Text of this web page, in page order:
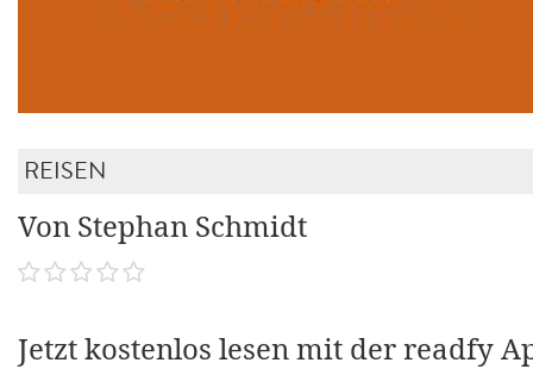
REISEN
Von Stephan Schmidt
Jetzt kostenlos lesen mit der readfy